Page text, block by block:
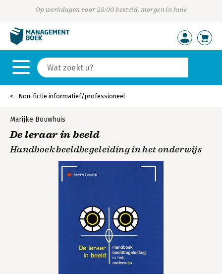
Op werkdagen voor 23:00 besteld, morgen in huis
Non-fictie informatief/professioneel
Marijke Bouwhuis
De leraar in beeld
Handboek beeldbegeleiding in het onderwijs